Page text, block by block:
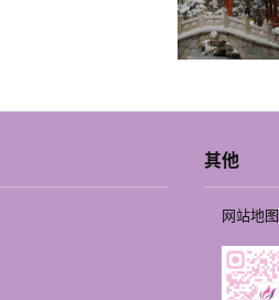
其他
网站地图